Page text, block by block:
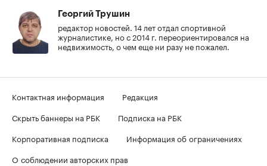
Георгий Трушин
редактор новостей. 14 лет отдал спортивной
журналистике, но с 2014 г. переориентировался на
недвижимость, о чем еще ни разу не пожалел.
Контактная информация
Редакция
Скрыть баннеры на РБК
Подписка на РБК
Корпоративная подписка
Информация об ограничениях
О соблюдении авторских прав